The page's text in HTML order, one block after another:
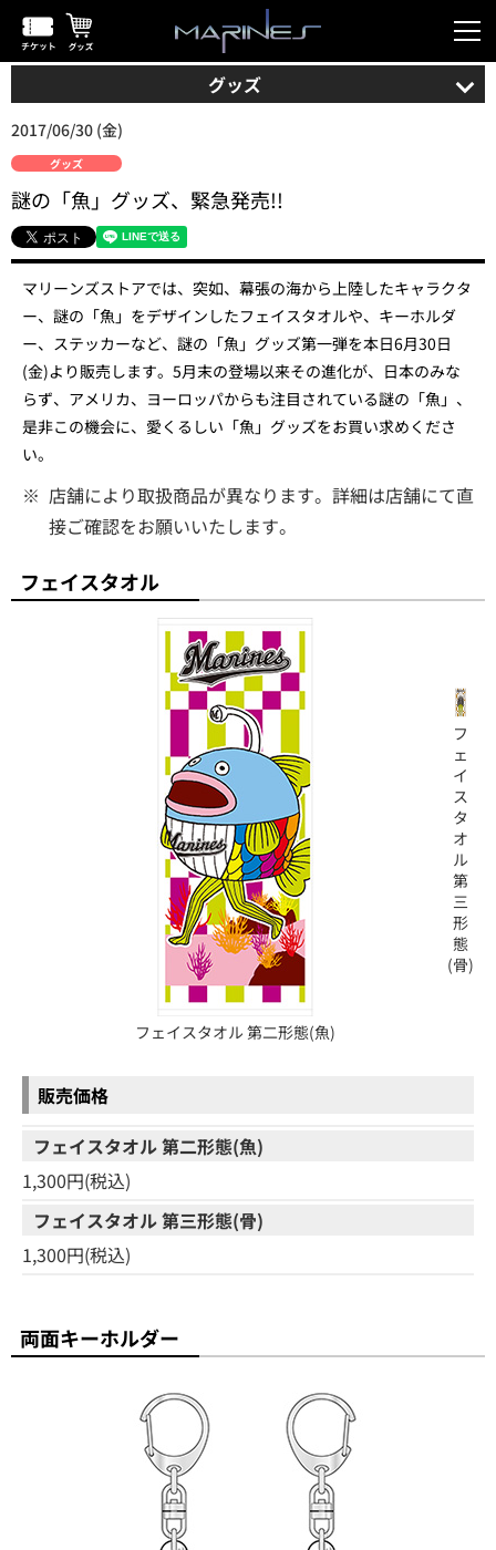
グッズ
2017/06/30 (金)
グッズ
謎の「魚」グッズ、緊急発売!!
マリーンズストアでは、突如、幕張の海から上陸したキャラクタ
ー、謎の「魚」をデザインしたフェイスタオルや、キーホルダ
ー、ステッカーなど、謎の「魚」グッズ第一弾を本日6月30日
(金)より販売します。5月末の登場以来その進化が、日本のみな
らず、アメリカ、ヨーロッパからも注目されている謎の「魚」、
是非この機会に、愛くるしい「魚」グッズをお買い求めくださ
い。
※ 店舗により取扱商品が異なります。詳細は店舗にて直
接ご確認をお願いいたします。
フェイスタオル
フェイスタオル 第二形態(魚)
フ
ェ
イ
ス
タ
オ
ル
第
三
形
態
(骨)
販売価格
フェイスタオル 第二形態(魚)
1,300円(税込)
フェイスタオル 第三形態(骨)
1,300円(税込)
両面キーホルダー